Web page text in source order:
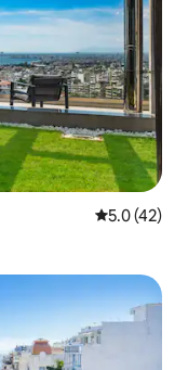
Calificación
5.0 (42)